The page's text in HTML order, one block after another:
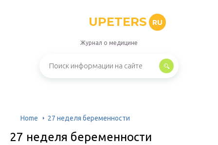
UPETERS RU
Журнал о медицине
Home 27 неделя беременности
27 неделя беременности